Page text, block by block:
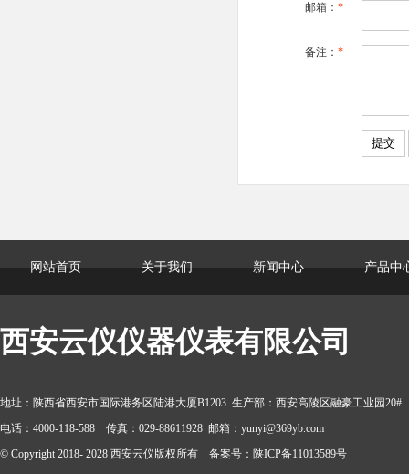
邮箱： *
备注： *
网站首页 关于我们 新闻中心 产品中
西安云仪仪器仪表有限公司
地址：陕西省西安市国际港务区陆港大厦B1203 生产部：西安高陵区融豪工业园20#
电话：4000-118-588 传真：029-88611928 邮箱：yunyi@369yb.com
© Copyright 2018- 2028 西安云仪版权所有 备案号：陕ICP备11013589号